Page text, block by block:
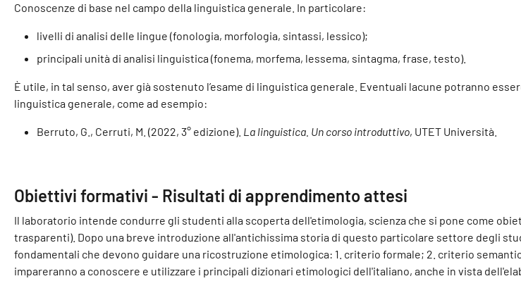
Conoscenze di base nel campo della linguistica generale. In particolare:
livelli di analisi delle lingue (fonologia, morfologia, sintassi, lessico);
principali unità di analisi linguistica (fonema, morfema, lessema, sintagma, frase, testo).
È utile, in tal senso, aver già sostenuto l’esame di linguistica generale. Eventuali lacune potranno
linguistica generale, come ad esempio:
Berruto, G., Cerruti, M. (2022, 3° edizione). La linguistica. Un corso introduttivo, UTET Università.
Obiettivi formativi - Risultati di apprendimento attesi
Il laboratorio intende condurre gli studenti alla scoperta dell'etimologia, scienza che si pone come
trasparenti). Dopo una breve introduzione all'antichissima storia di questo particolare settore degli
fondamentali che devono guidare una ricostruzione etimologica: 1. criterio formale; 2. criterio
impareranno a conoscere e utilizzare i principali dizionari etimologici dell'italiano, anche in vista